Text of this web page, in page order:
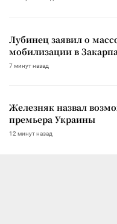
Лубинец заявил о
мобилизации в
7 минут назад
Железняк назвал
премьера Украины
12 минут назад